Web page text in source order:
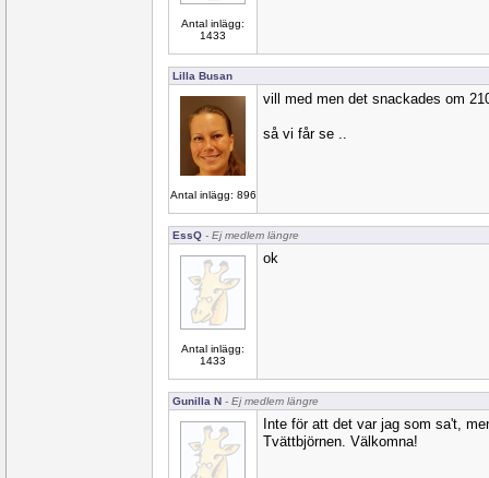
Antal inlägg:
1433
Lilla Busan
Antal inlägg: 896
vill med men det snackades om
så vi får se ..
EssQ - Ej medlem längre
Antal inlägg:
1433
ok
Gunilla N - Ej medlem längre
Inte för att det var jag som sa't,
Tvättbjörnen. Välkomna!